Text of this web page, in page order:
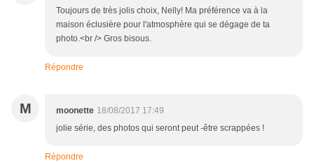
Toujours de très jolis choix, Nelly! Ma préférence va à la
maison éclusière pour l'atmosphère qui se dégage de ta
photo.<br /> Gros bisous.
Répondre
M moonette 18/08/2017 17:49
jolie série, des photos qui seront peut -être scrappées !
Répondre